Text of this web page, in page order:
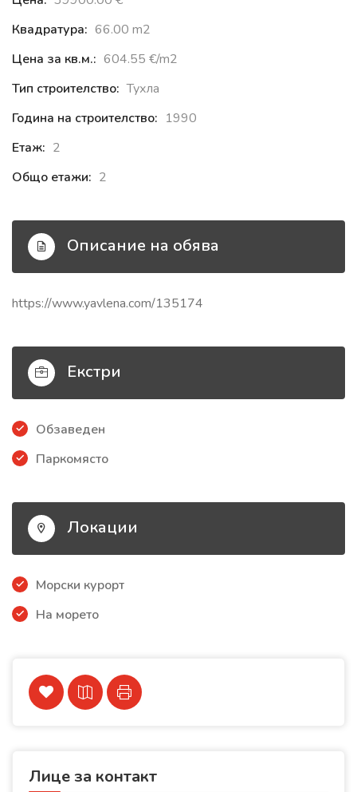
Квадратура: 66.00 m2
Цена за кв.м.: 604.55 €‎/m2
Тип строителство: Тухла
Година на строителство: 1990
Етаж: 2
Общо етажи: 2
Описание на обява
https://www.yavlena.com/135174
Екстри
Обзаведен
Паркомясто
Локации
Морски курорт
На морето
Лице за контакт